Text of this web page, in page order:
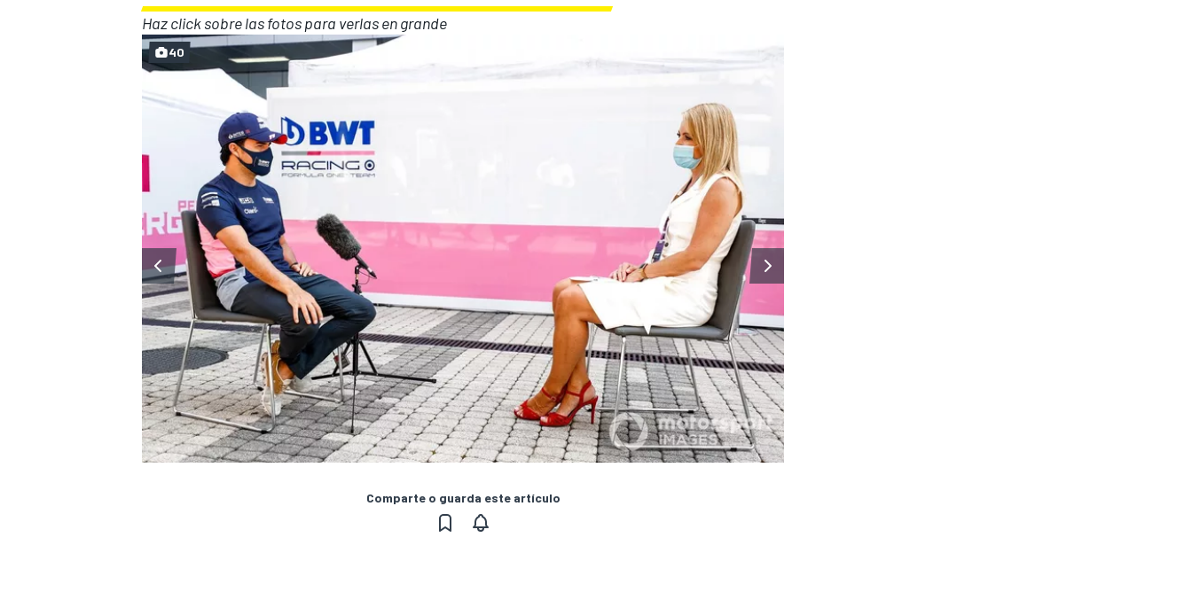
Haz click sobre las fotos para verlas en grande
40
Comparte o guarda este artículo